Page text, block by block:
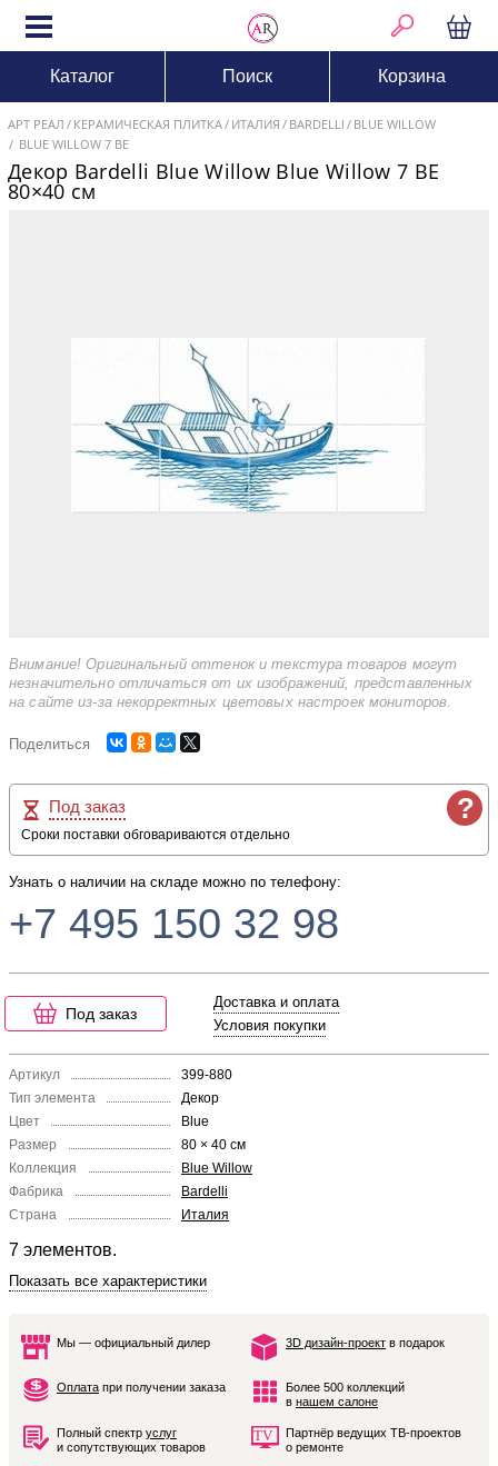
Каталог Поиск Корзина
АРТ РЕАЛ КЕРАМИЧЕСКАЯ ПЛИТКА ИТАЛИЯ BARDELLI
BLUE WILLOW
BLUE WILLOW 7 BE
Декор Bardelli Blue Willow Blue Willow 7 BE
80×40 см
Внимание! Оригинальный оттенок и текстура товаров могут
незначительно отличаться от их изображений, представленных
на сайте из-за некорректных цветовых настроек мониторов.
Поделиться
?
Под заказ
Сроки поставки обговариваются отдельно
Узнать о наличии на складе можно по телефону:
+7 495 150 32 98
Под заказ
Доставка и оплата
Условия покупки
Артикул
399-880
Тип элемента
Декор
Цвет
Blue
Размер
80 × 40 см
Коллекция
Blue Willow
Фабрика
Bardelli
Страна
Италия
7 элементов.
Показать все характеристики
Мы — официальный дилер 3D дизайн-проект в подарок
Оплата при получении заказа
Более 500 коллекций
в нашем салоне
Полный спектр услуг
и сопутствующих товаров
Партнёр ведущих ТВ-проектов
о ремонте